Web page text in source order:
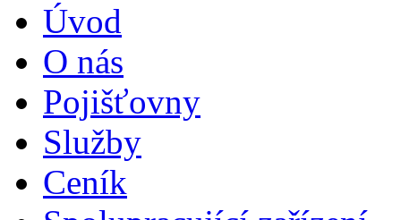
Úvod
O nás
Pojišťovny
Služby
Ceník